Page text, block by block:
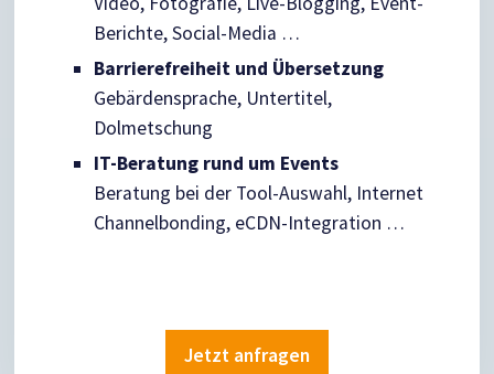
Berichte, Social-Media …
Barrierefreiheit und Übersetzung
Gebärdensprache, Untertitel,
Dolmetschung
IT-Beratung rund um Events
Beratung bei der Tool-Auswahl, Internet
Channelbonding, eCDN-Integration …
Jetzt anfragen